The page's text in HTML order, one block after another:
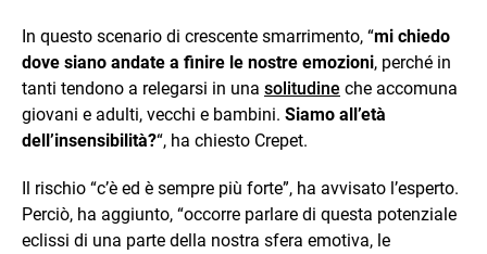
In questo scenario di crescente smarrimento, “mi chiedo
dove siano andate a finire le nostre emozioni, perché in
tanti tendono a relegarsi in una solitudine che accomuna
giovani e adulti, vecchi e bambini. Siamo all’età
dell’insensibilità?“, ha chiesto Crepet.
Il rischio “c’è ed è sempre più forte”, ha avvisato l’esperto.
Perciò, ha aggiunto, “occorre parlare di questa potenziale
eclissi di una parte della nostra sfera emotiva, le